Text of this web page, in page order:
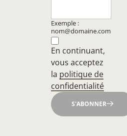
Exemple :
nom@domaine.com
En continuant,
vous acceptez
la politique de
confidentialité
S'ABONNER